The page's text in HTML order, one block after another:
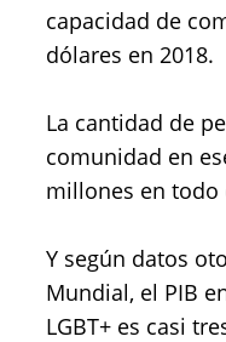
capacidad de
dólares en 2018.
La cantidad de
comunidad en
millones en todo
Y según datos
Mundial, el PIB
LGBT+ es casi